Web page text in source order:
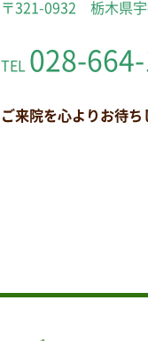
〒321-0932 栃木県
TEL 028-
ご来院を心よりお待ち